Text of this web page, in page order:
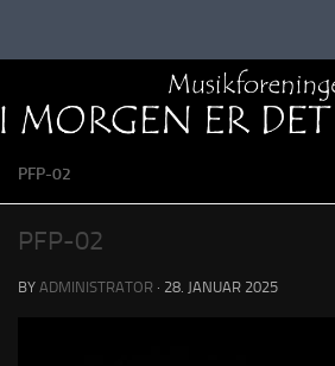
PFP-02
PFP-02
BY ADMINISTRATOR · 28. JANUAR 2025